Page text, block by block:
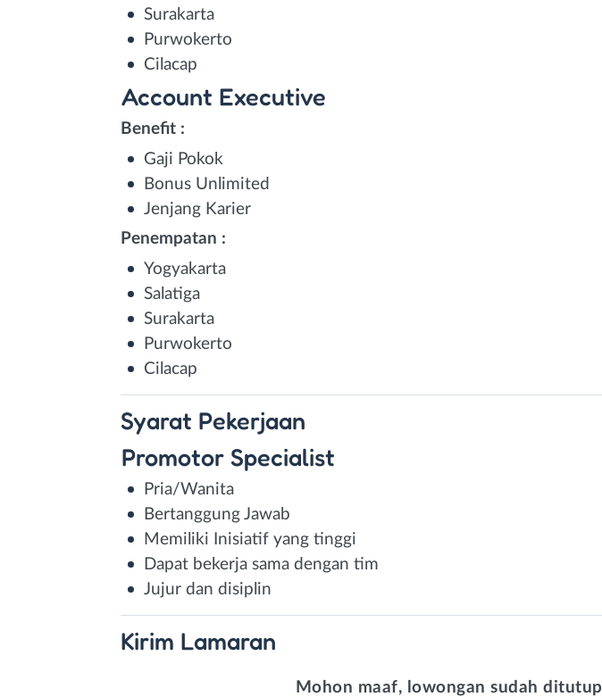
Surakarta
Purwokerto
Cilacap
Account Executive
Benefit :
Gaji Pokok
Bonus Unlimited
Jenjang Karier
Penempatan :
Yogyakarta
Salatiga
Surakarta
Purwokerto
Cilacap
Syarat Pekerjaan
Promotor Specialist
Pria/Wanita
Bertanggung Jawab
Memiliki Inisiatif yang tinggi
Dapat bekerja sama dengan tim
Jujur dan disiplin
Kirim Lamaran
Mohon maaf, lowongan sudah ditutup